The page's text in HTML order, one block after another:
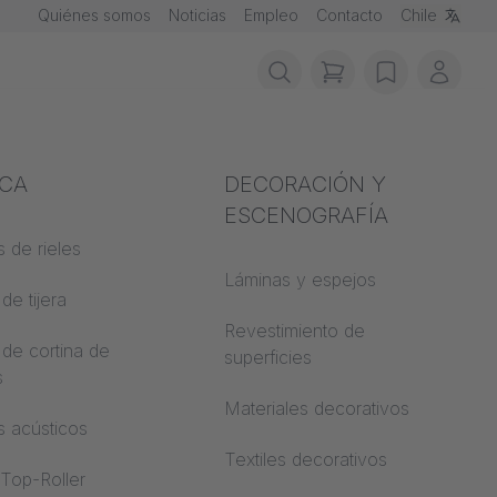
Quiénes somos Noticias Empleo Contacto Chile
contra
Acústica
aprendizaje
abierto
Arquitectura
de rieles
tijera
cortina de
acústicos
Roller
DECORACIÓN Y
ESCENOGRAFÍA
Láminas y espejos
Revestimiento de
superficies
Materiales decorativos
Textiles decorativos
items in cart,
wishlistMi